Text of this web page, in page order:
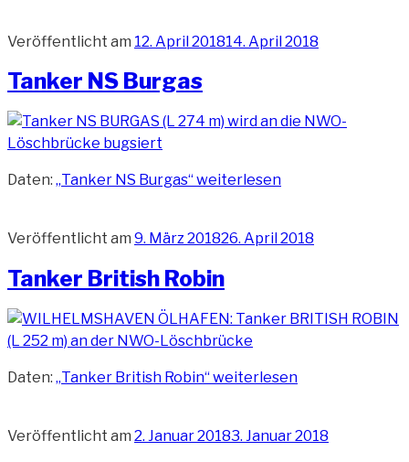
Veröffentlicht am 12. April 201814. April 2018
Tanker NS Burgas
Daten: „Tanker NS Burgas“weiterlesen
Veröffentlicht am 9. März 201826. April 2018
Tanker British Robin
Daten: „Tanker British Robin“weiterlesen
Veröffentlicht am 2. Januar 20183. Januar 2018